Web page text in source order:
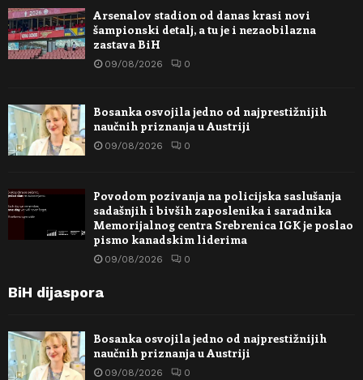
Arsenalov stadion od danas krasi novi
šampionski detalj, a tu je i nezaobilazna
zastava BiH
09/08/2026 0
Bosanka osvojila jedno od najprestižnijih
naučnih priznanja u Austriji
09/08/2026 0
Povodom pozivanja na policijska saslušanja
sadašnjih i bivših zaposlenika i saradnika
Memorijalnog centra Srebrenica IGK je poslao
pismo kanadskim liderima
09/08/2026 0
BiH dijaspora
Bosanka osvojila jedno od najprestižnijih
naučnih priznanja u Austriji
09/08/2026 0